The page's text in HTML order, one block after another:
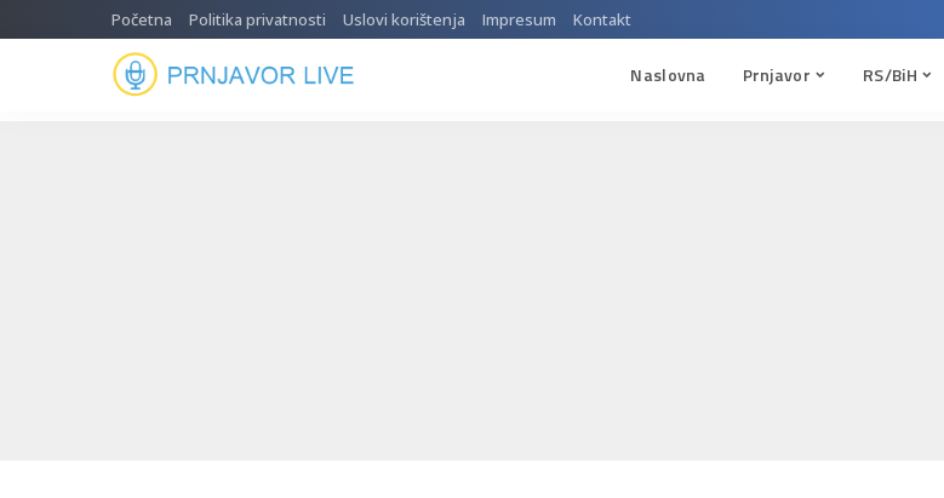
Početna Politika privatnosti Uslovi korištenja Impresum Kontakt
Naslovna Prnjavor RS/BiH